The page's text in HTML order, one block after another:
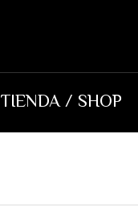
TIENDA / SHOP